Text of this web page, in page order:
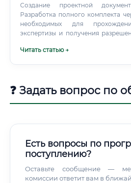
отрасли.
Создание проектной
Разработка полного комплекта
необходимых для
экспертизы и получения
конструктивные решения (КР),
Читать статью →
❓ Задать вопрос по
Есть вопросы по
поступлению?
Оставьте сообщение —
комиссии ответит вам в